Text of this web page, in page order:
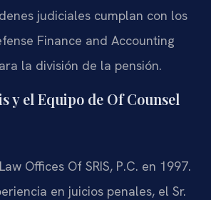
judiciales cumplan con los
Finance and Accounting
la división de la pensión.
y el Equipo de Of Counsel
Offices Of SRIS, P.C. en 1997.
en juicios penales, el Sr.